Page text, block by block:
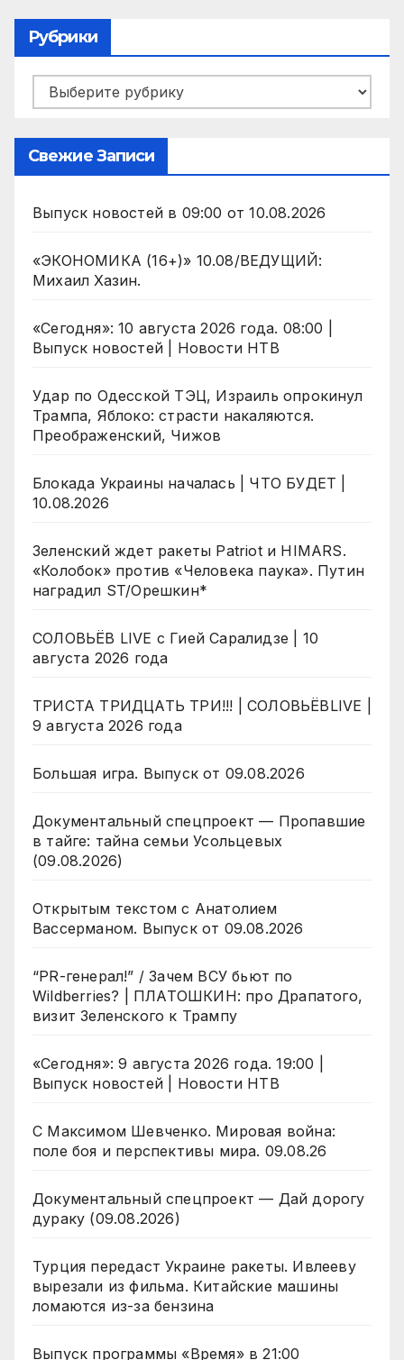
Рубрики
Рубрики
Свежие Записи
Выпуск новостей в 09:00 от 10.08.2026
«ЭКОНОМИКА (16+)» 10.08/ВЕДУЩИЙ:
Михаил Хазин.
«Сегодня»: 10 августа 2026 года. 08:00 |
Выпуск новостей | Новости НТВ
Удар по Одесской ТЭЦ, Израиль опрокинул
Трампа, Яблоко: страсти накаляются.
Преображенский, Чижов
Блокада Украины началась | ЧТО БУДЕТ |
10.08.2026
Зеленский ждет ракеты Patriot и HIMARS.
«Колобок» против «Человека паука». Путин
наградил ST/Орешкин*
СОЛОВЬЁВ LIVE с Гией Саралидзе | 10
августа 2026 года
ТРИСТА ТРИДЦАТЬ ТРИ!!! | СОЛОВЬЁВLIVE |
9 августа 2026 года
Большая игра. Выпуск от 09.08.2026
Документальный спецпроект — Пропавшие
в тайге: тайна семьи Усольцевых
(09.08.2026)
Открытым текстом с Анатолием
Вассерманом. Выпуск от 09.08.2026
“PR-генерал!” / Зачем ВСУ бьют по
Wildberries? | ПЛАТОШКИН: про Драпатого,
визит Зеленского к Трампу
«Сегодня»: 9 августа 2026 года. 19:00 |
Выпуск новостей | Новости НТВ
С Максимом Шевченко. Мировая война:
поле боя и перспективы мира. 09.08.26
Документальный спецпроект — Дай дорогу
дураку (09.08.2026)
Турция передаст Украине ракеты. Ивлееву
вырезали из фильма. Китайские машины
ломаются из-за бензина
Выпуск программы «Время» в 21:00